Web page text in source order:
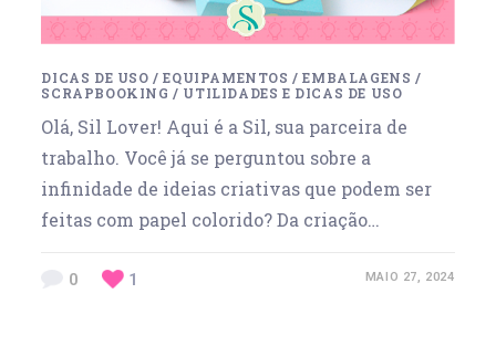
DICAS DE USO /EQUIPAMENTOS /EMBALAGENS /
SCRAPBOOKING / UTILIDADES E DICAS DE USO
Olá, Sil Lover! Aqui é a Sil, sua parceira de
trabalho. Você já se perguntou sobre a
infinidade de ideias criativas que podem ser
feitas com papel colorido? Da criação…
0 1 MAIO 27, 2024